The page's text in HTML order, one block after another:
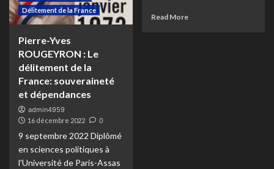
Délitement de la France
Pierre-Yves
ROUGEYRON : Le
délitement de la
France: souveraineté
et dépendances
admin4959
16 décembre 2022 0
9 septembre 2022 Diplômé
en sciences politiques à
l'Université de Paris-Assas
Read More